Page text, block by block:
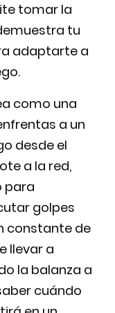
tomar la
tu
adaptarte a
como una
a un
desde el
a la red,
para
golpes
constante de
llevar a
la balanza a
cuándo